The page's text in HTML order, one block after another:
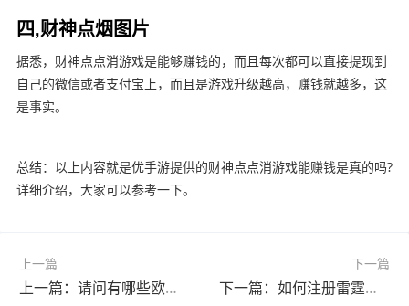
四,财神点烟图片
据悉，财神点点消游戏是能够赚钱的，而且每次都可以直接提现到
自己的微信或者支付宝上，而且是游戏升级越高，赚钱就越多，这
是事实。
总结：以上内容就是优手游提供的财神点点消游戏能赚钱是真的吗?
详细介绍，大家可以参考一下。
上一篇
上一篇：请问有哪些欧美动画片(不是动画电影)可以推荐一下?(不是动画版)
下一篇
下一篇：如何注册雷霆账号?(如何注册雷霆账号手机)